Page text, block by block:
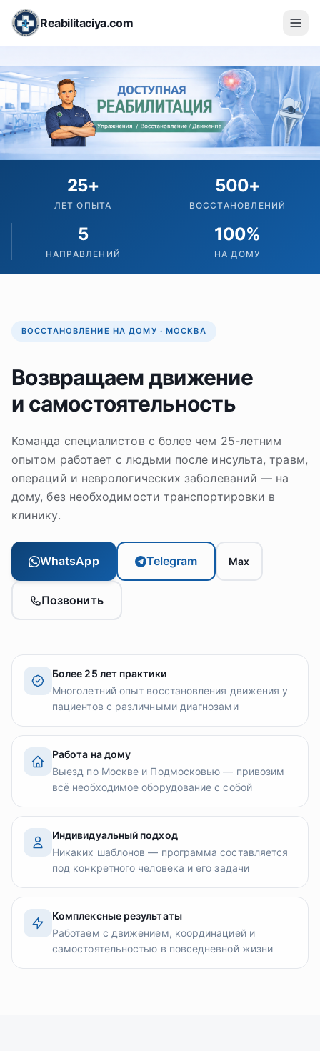
Reabilitaciya.com
25+
ЛЕТ ОПЫТА
500+
ВОССТАНОВЛЕНИЙ
5
НАПРАВЛЕНИЙ
100%
НА ДОМУ
ВОССТАНОВЛЕНИЕ НА ДОМУ · МОСКВА
Возвращаем движение
и самостоятельность
Команда специалистов с более чем 25-летним
опытом работает с людьми после инсульта, травм,
операций и неврологических заболеваний — на
дому, без необходимости транспортировки в
клинику.
WhatsApp Telegram Max
Позвонить
Более 25 лет практики
Многолетний опыт восстановления движения у
пациентов с различными диагнозами
Работа на дому
Выезд по Москве и Подмосковью — привозим
всё необходимое оборудование с собой
Индивидуальный подход
Никаких шаблонов — программа составляется
под конкретного человека и его задачи
Комплексные результаты
Работаем с движением, координацией и
самостоятельностью в повседневной жизни